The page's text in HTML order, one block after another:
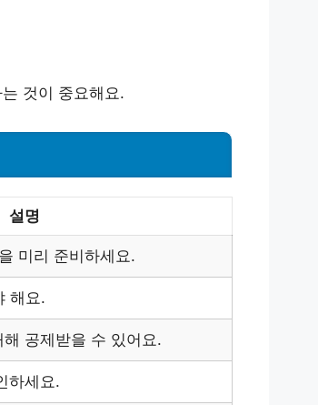
것이 중요해요.
설명
미리 준비하세요.
해요.
공제받을 수 있어요.
하세요.